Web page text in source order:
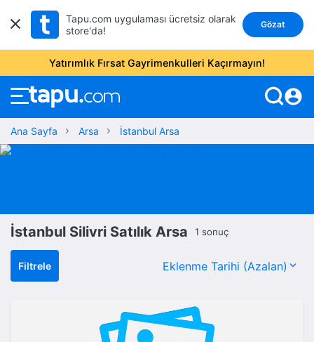
Tapu.com uygulaması ücretsiz olarak
store'da!
Gözat
Yatırımlık Fırsat Gayrimenkulleri Kaçırmayın!
account_circle
Ana Sayfa Arsa İstanbul Arsa
İstanbul Silivri Satılık Arsa 1 sonuç
Filtrele